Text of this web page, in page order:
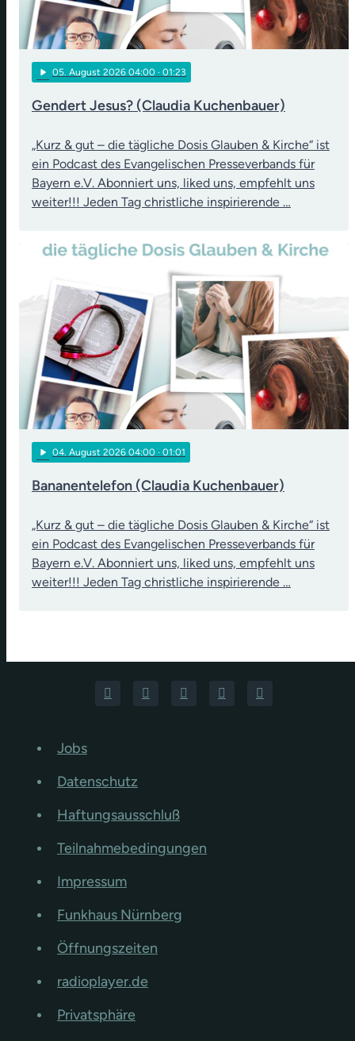
play_arrow 05. August 2026 04:00 · 01:23
Gendert Jesus? (Claudia Kuchenbauer)
„Kurz & gut – die tägliche Dosis Glauben & Kirche“ ist
ein Podcast des Evangelischen Presseverbands für
Bayern e.V. Abonniert uns, liked uns, empfehlt uns
weiter!!! Jeden Tag christliche inspirierende …
play_arrow 04. August 2026 04:00 · 01:01
Bananentelefon (Claudia Kuchenbauer)
„Kurz & gut – die tägliche Dosis Glauben & Kirche“ ist
ein Podcast des Evangelischen Presseverbands für
Bayern e.V. Abonniert uns, liked uns, empfehlt uns
weiter!!! Jeden Tag christliche inspirierende …
Jobs
Datenschutz
Haftungsausschluß
Teilnahmebedingungen
Impressum
Funkhaus Nürnberg
Öffnungszeiten
radioplayer.de
Privatsphäre